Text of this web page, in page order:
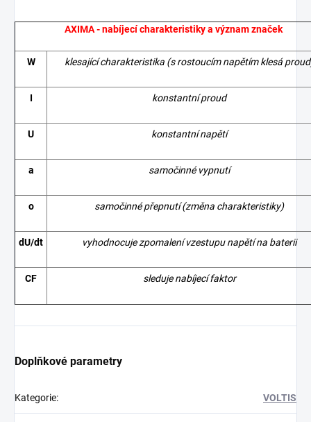
AXIMA - nabíjecí charakteristiky a význam značek
W klesající charakteristika (s rostoucím napětím klesá
I konstantní proud
U konstantní napětí
a samočinné vypnutí
o samočinné přepnutí (změna charakteristiky)
dU/dt vyhodnocuje zpomalení vzestupu napětí na baterii
CF sleduje nabíjecí faktor
Doplňkové parametry
Kategorie: VOLTIS